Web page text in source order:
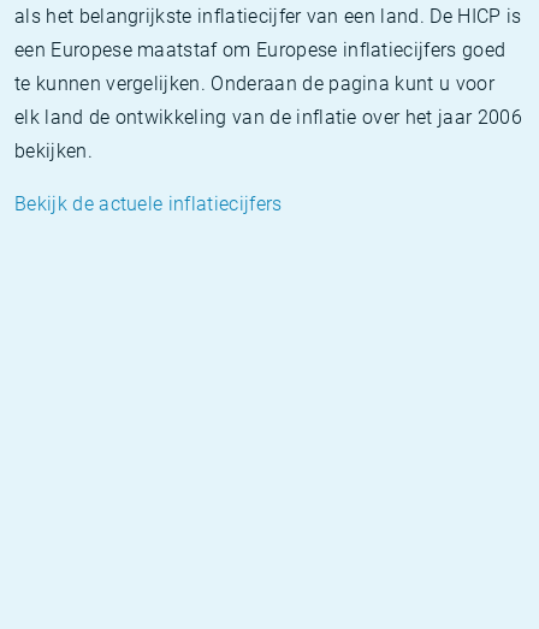
als het belangrijkste inflatiecijfer van een land. De HICP is
een Europese maatstaf om Europese inflatiecijfers goed
te kunnen vergelijken. Onderaan de pagina kunt u voor
elk land de ontwikkeling van de inflatie over het jaar 2006
bekijken.
Bekijk de actuele inflatiecijfers